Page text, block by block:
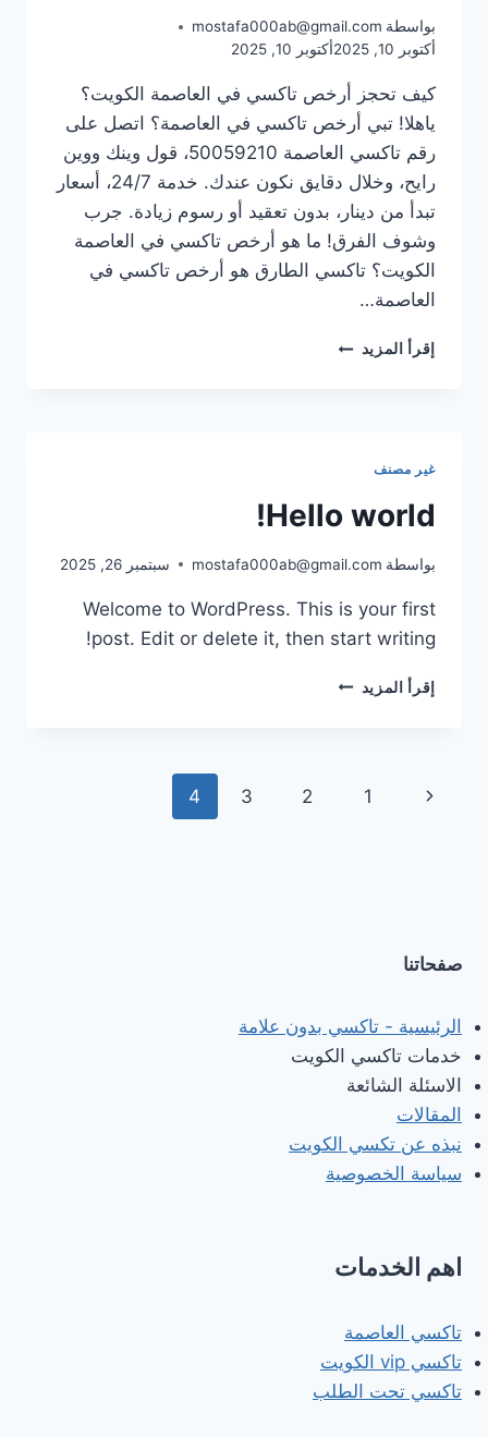
بواسطة mostafa000ab@gmail.com
أكتوبر 10, 2025
أكتوبر 10, 2025
كيف تحجز أرخص تاكسي في العاصمة الكويت؟
ياهلا! تبي أرخص تاكسي في العاصمة؟ اتصل على
رقم تاكسي العاصمة 50059210، قول وينك ووين
رايح، وخلال دقايق نكون عندك. خدمة 24/7، أسعار
تبدأ من دينار، بدون تعقيد أو رسوم زيادة. جرب
وشوف الفرق! ما هو أرخص تاكسي في العاصمة
الكويت؟ تاكسي الطارق هو أرخص تاكسي في
العاصمة…
إقرأ المزيد أرخص
تاكسي
غير مصنف
Hello world!
بواسطة mostafa000ab@gmail.com سبتمبر 26, 2025
Welcome to WordPress. This is your first
post. Edit or delete it, then start writing!
إقرأ المزيد HELLO
تنقلالصفحة
1
2
3
4
صفحاتنا
الرئيسية - تاكسي بدون علامة
خدمات تاكسي الكويت
الاسئلة الشائعة
المقالات
نبذه عن تكسي الكويت
سياسة الخصوصية
اهم الخدمات
تاكسي العاصمة
تاكسي vip الكويت
تاكسي تحت الطلب